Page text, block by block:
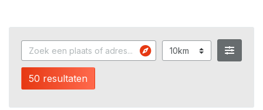
50 resultaten